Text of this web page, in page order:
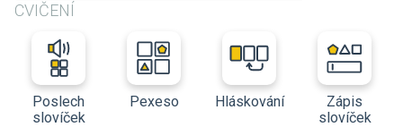
CVIČENÍ
Poslech
slovíček
Pexeso Hláskování
Zápis
slovíček